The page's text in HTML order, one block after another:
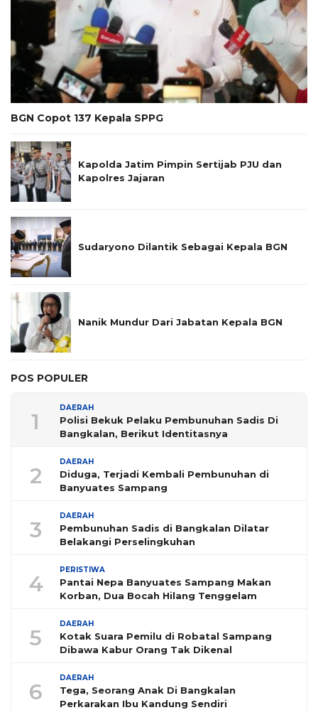
BGN Copot 137 Kepala SPPG
Kapolda Jatim Pimpin Sertijab PJU dan
Kapolres Jajaran
Sudaryono Dilantik Sebagai Kepala BGN
Nanik Mundur Dari Jabatan Kepala BGN
POS POPULER
1
DAERAH
Polisi Bekuk Pelaku Pembunuhan Sadis Di
Bangkalan, Berikut Identitasnya
2
DAERAH
Diduga, Terjadi Kembali Pembunuhan di
Banyuates Sampang
3
DAERAH
Pembunuhan Sadis di Bangkalan Dilatar
Belakangi Perselingkuhan
4
PERISTIWA
Pantai Nepa Banyuates Sampang Makan
Korban, Dua Bocah Hilang Tenggelam
5
DAERAH
Kotak Suara Pemilu di Robatal Sampang
Dibawa Kabur Orang Tak Dikenal
6
DAERAH
Tega, Seorang Anak Di Bangkalan
Perkarakan Ibu Kandung Sendiri